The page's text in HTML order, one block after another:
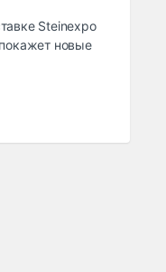
Steinexpo
новые